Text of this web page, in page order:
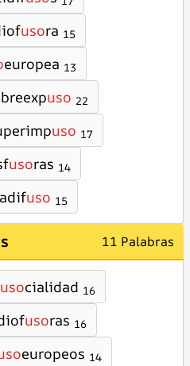
usora 15
europea 13
uso 22
uso 17
usoras 14
uso 15
11 Palabras
usocialidad 16
usoras 16
europeos 14